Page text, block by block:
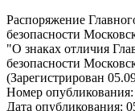
Распоряжение
безопасности
"О знаках отличия
безопасности
(Зарегистрирован
Номер опубликования:
Дата опубликования: